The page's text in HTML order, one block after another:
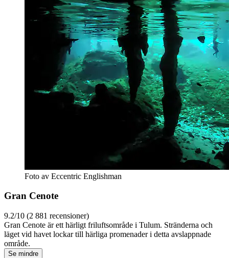
Foto av Eccentric Englishman
Gran Cenote
9.2/10 (2 881 recensioner)
Gran Cenote är ett härligt friluftsområde i Tulum. Stränderna och
läget vid havet lockar till härliga promenader i detta avslappnade
område.
Se mindre